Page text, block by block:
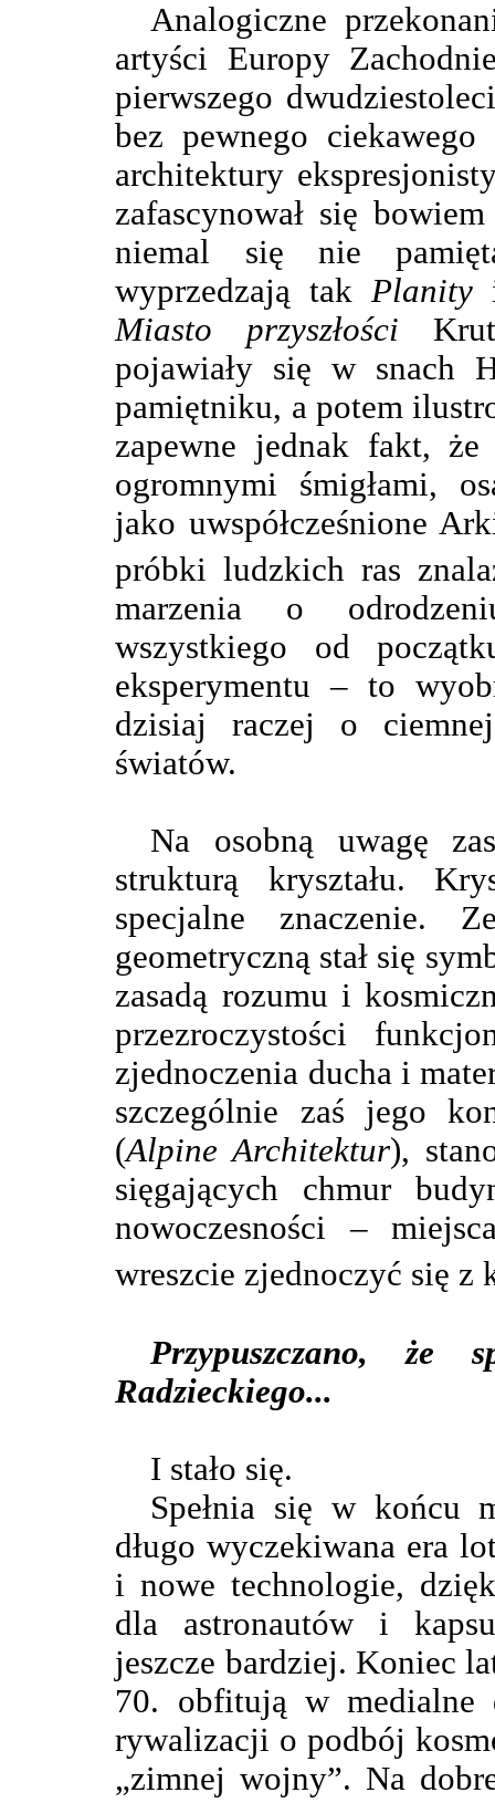
Analogiczne
artyści Europy
pierwszego
bez pewnego
architektury
zafascynował się
niemal się nie
wyprzedzają tak Planity
Miasto przyszłości
pojawiały się w snach
pamiętniku, a potem
zapewne jednak fakt, że
ogromnymi śmigłami,
jako uwspółcześnione
próbki ludzkich ras
marzenia o
wszystkiego od
eksperymentu – to
dzisiaj raczej o
światów.
Na osobną uwagę
strukturą kryształu.
specjalne znaczenie.
geometryczną stał się
zasadą rozumu i
przezroczystości
zjednoczenia ducha i
szczególnie zaś jego
(Alpine Architektur),
sięgających chmur
nowoczesności –
wreszcie zjednoczyć się z
Przypuszczano, że
Radzieckiego...
I stało się.
Spełnia się w końcu
długo wyczekiwana era
i nowe technologie,
dla astronautów i
jeszcze bardziej. Koniec
70. obfitują w medialne
rywalizacji o podbój
„zimnej wojny”. Na